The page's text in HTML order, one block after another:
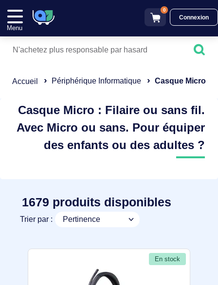
Menu
0
Connexion
Accueil Périphérique Informatique Casque Micro
Casque Micro : Filaire ou sans fil.
Avec Micro ou sans. Pour équiper
des enfants ou des adultes ?
1679 produits disponibles
Trier par :
En stock